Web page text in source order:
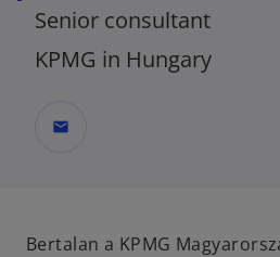
Senior consultant
KPMG in Hungary
mail
Bertalan a KPMG